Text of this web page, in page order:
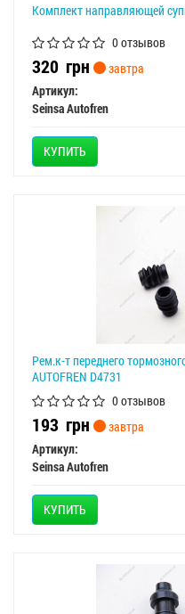
Комплект направляющей
0 отзывов
320 грн
завтра
Артикул:
Seinsa Autofren
КУПИТЬ
Рем.к-т переднего
AUTOFREN D4731
0 отзывов
193 грн
завтра
Артикул:
Seinsa Autofren
КУПИТЬ